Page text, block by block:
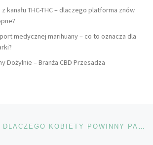
kanału THC-THC – dlaczego platforma znów
medycznej marihuany – co to oznacza dla
Dożylnie – Branża CBD Przesadza
wpisu ARGUMENTY, DLACZEGO KOBIETY POWINNY PALIĆ WIĘCEJ MARIHUANY